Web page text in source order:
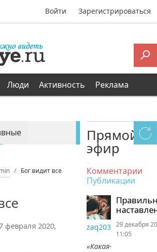
Войти Зарегистрироваться
Люди Активность Реклама
Бог видит все
февраля 2020,
Прямой
эфир
Комментарии
Публикации
zaq203
«Какая-
29 декабря
11:05